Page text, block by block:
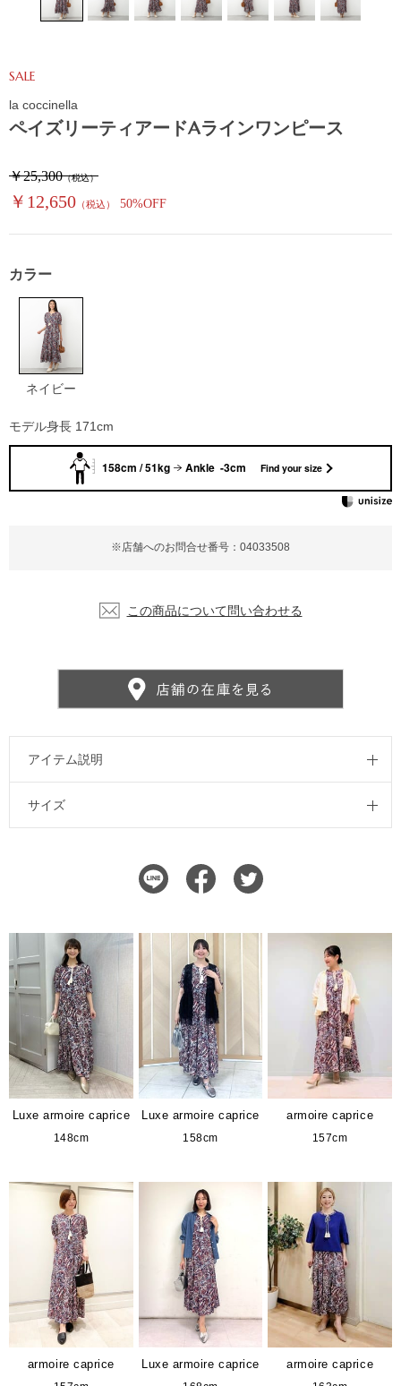
ペイズリーティアードAラインワンピース
SALE
￥25,300（税込）
￥12,650 （税込） 50%OFF
※店舗へのお問合せ番号：04033508
la coccinella
カラー
ネイビー
この商品について問い合わせる
モデル身長 171cm
アイテム説明
サイズ
158cm / 51kg Ankle -3cm Find your size
Luxe armoire caprice
148cm
Luxe armoire caprice
158cm
armoire caprice
157cm
armoire caprice Luxe armoire caprice armoire caprice